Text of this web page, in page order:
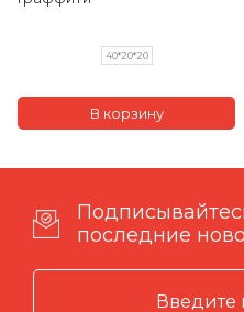
40*20*20
последние